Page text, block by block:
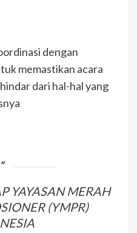
dengan
memastikan acara
dari hal-hal yang
YAYASAN MERAH
(YMPR)